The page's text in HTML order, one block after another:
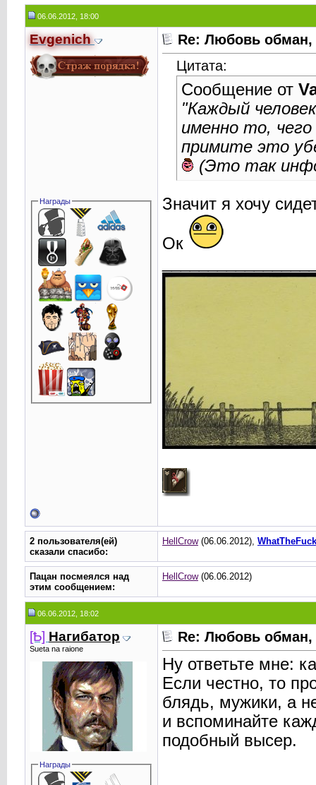
06.06.2012, 18:00
Evgenich
Награды
Re: Любовь обман,
Цитата:
Сообщение от
"Каждый
именно то,
примите это
(Это так
Значит я хочу
Ок
2 пользователя(ей)
сказали cпасибо:
HellCrow(06.06.2012),
Пацан посмеялся над
этим сообщением:
HellCrow(06.06.2012)
06.06.2012, 18:02
[Ҍ] Нагибатор
Sueta na raione
Награды
Re: Любовь обман,
Ну ответьте мне:
Если честно, то
блядь, мужики, а
и вспоминайте
подобный высер.